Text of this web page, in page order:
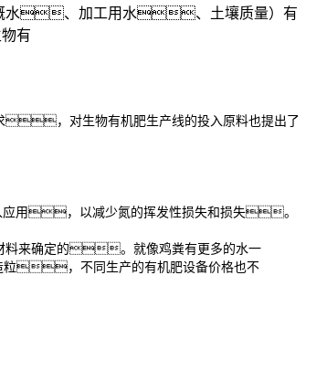
溉水、加工用水、土壤质量）有
有
，对生物有机肥生产线的投入原料也提出了
应用，以减少氮的挥发性损失和损失。
料来确定的。就像鸡粪有更多的水一
，不同生产的有机肥设备价格也不